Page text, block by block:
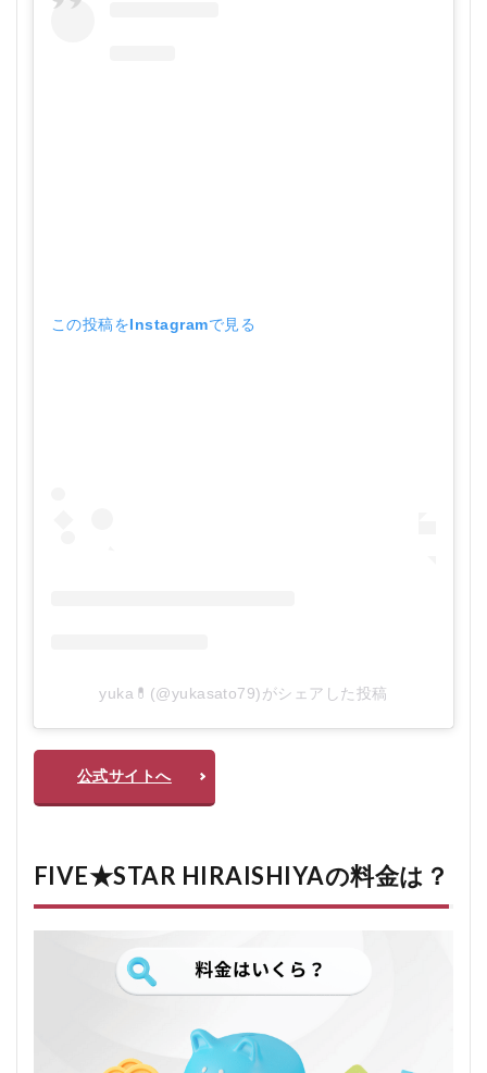
この投稿をInstagramで見る
yuka💊(@yukasato79)がシェアした投稿
公式サイトへ
FIVE★STAR HIRAISHIYAの料金は？